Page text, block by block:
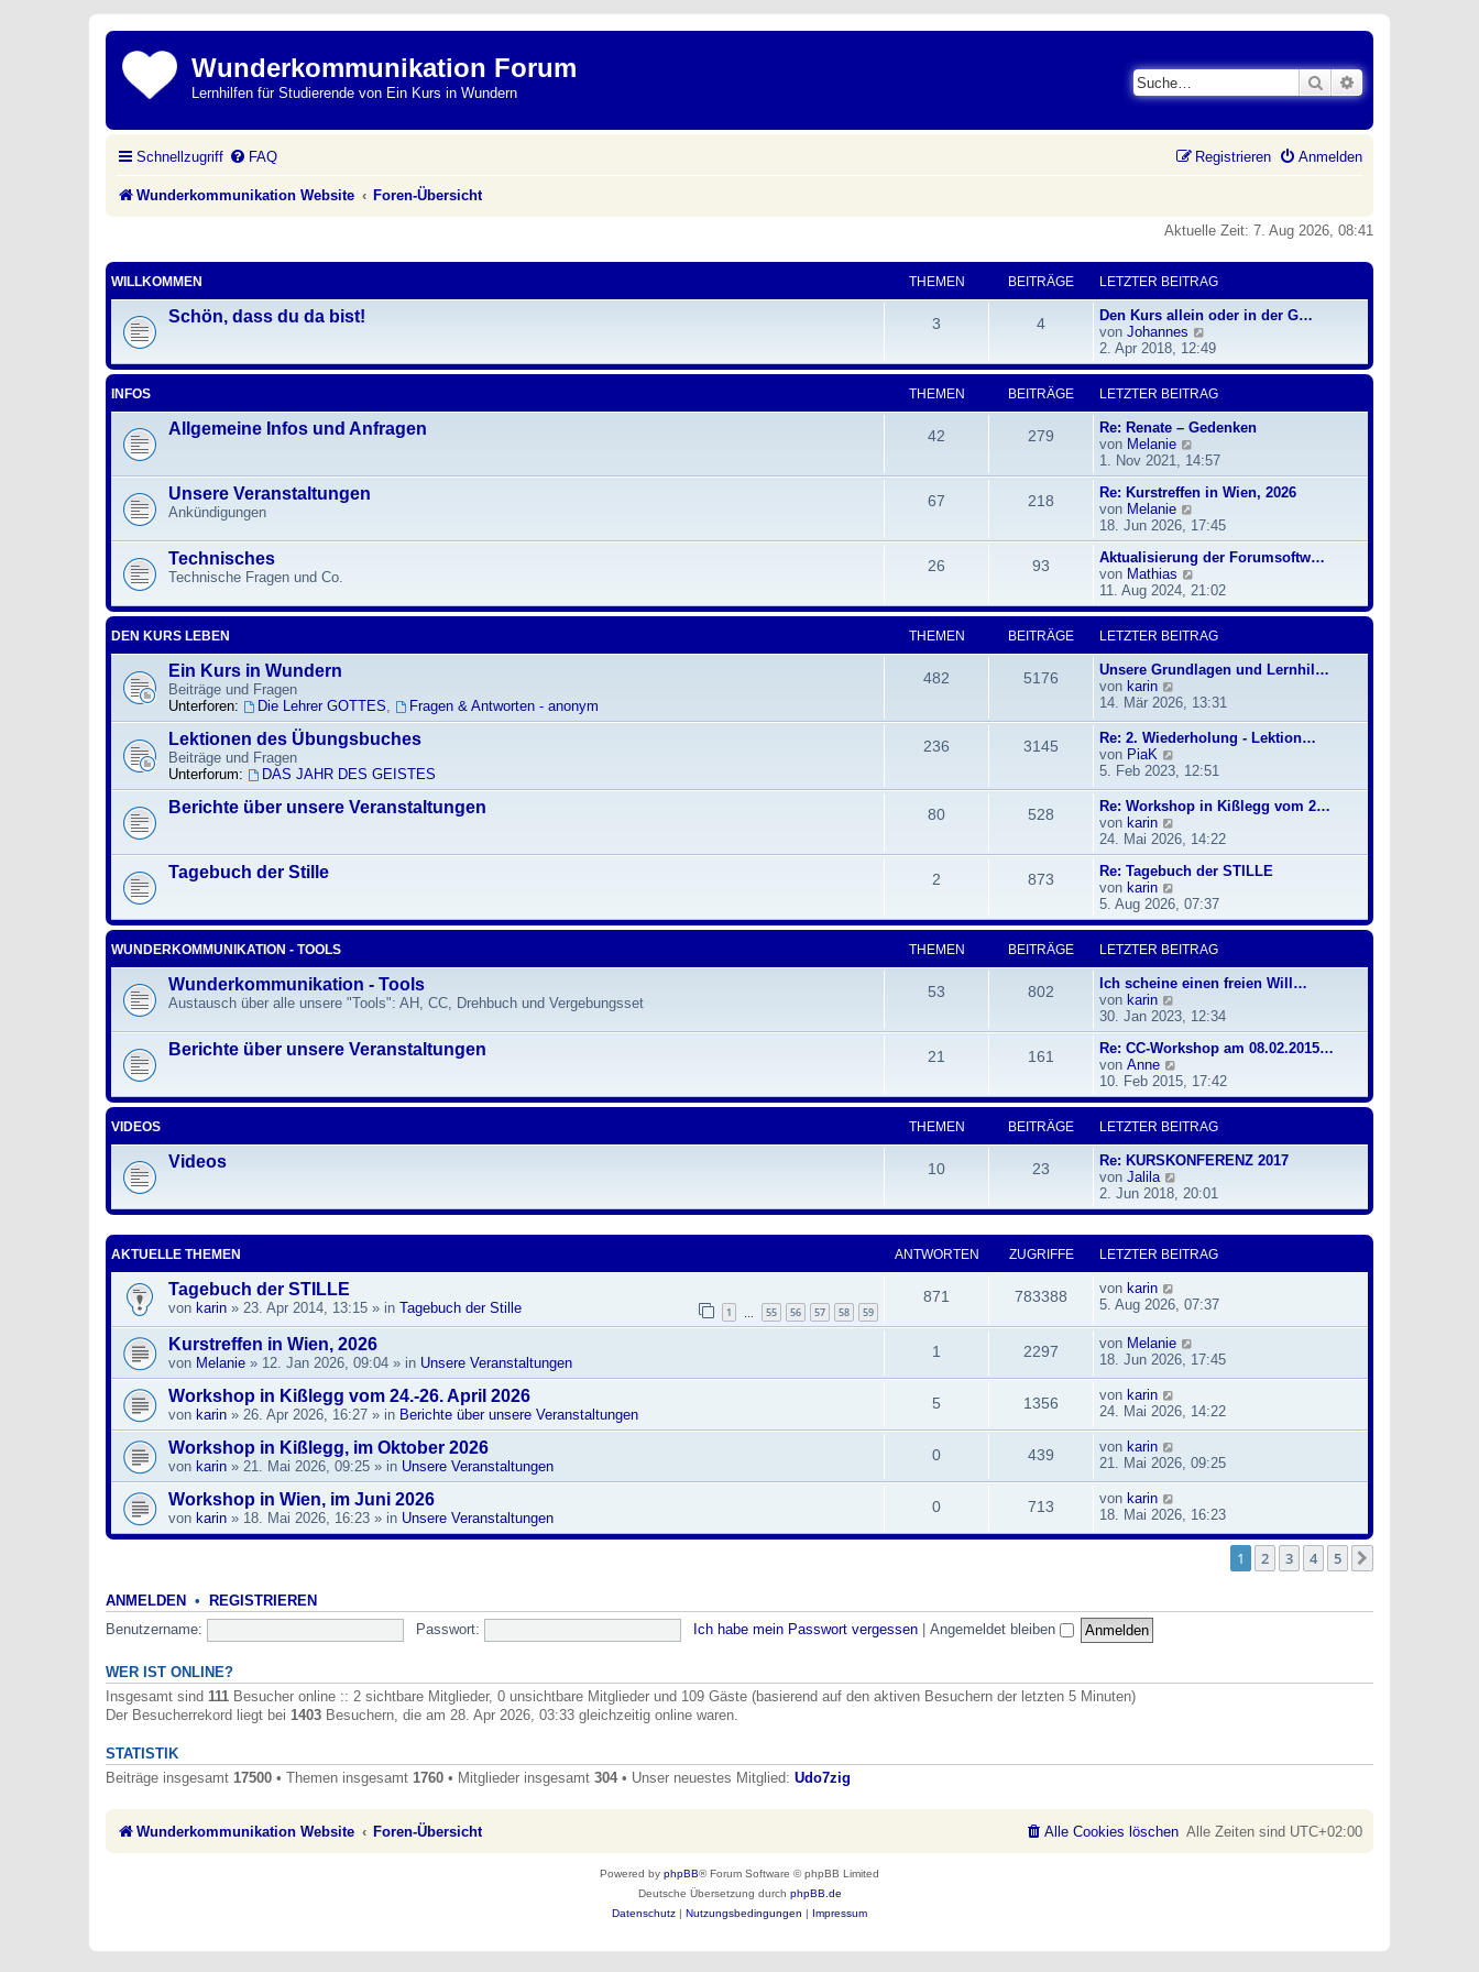
Wunderkommunikation Forum
Lernhilfen für Studierende von Ein Kurs in Wundern
Suche
Schnellzugriff FAQ Anmelden
Registrieren
Wunderkommunikation Website Foren-Übersicht
Aktuelle Zeit: 7. Aug 2026, 08:41
WILLKOMMEN THEMEN BEITRÄGE LETZTER BEITRAG
Schön, dass du da bist! 3 4
Den Kurs allein oder in der G…
von Johannes
e
u
e
s
t
e
B
e
i
r
a
g
2. Apr 2018, 12:49
INFOS THEMEN BEITRÄGE LETZTER BEITRAG
Allgemeine Infos und Anfragen 42 279
Re: Renate – Gedenken
von Melanie
e
u
e
t
e
r
e
i
r
a
g
1. Nov 2021, 14:57
Unsere Veranstaltungen
Ankündigungen
67 218
Re: Kurstreffen in Wien, 2026
von Melanie
e
u
e
t
e
B
e
i
r
a
g
18. Jun 2026, 17:45
Technisches
Technische Fragen und Co.
26 93
Aktualisierung der Forumsoftw…
von Mathias
e
u
e
s
t
e
B
e
i
r
a
g
11. Aug 2024, 21:02
DEN KURS LEBEN THEMEN BEITRÄGE LETZTER BEITRAG
Ein Kurs in Wundern
Beiträge und Fragen
Unterforen:
Die Lehrer GOTTES Fragen & Antworten - anonym
482 5176
Unsere Grundlagen und Lernhil…
von karin
e
u
e
t
e
r
B
e
i
t
a
g
14. Mär 2026, 13:31
Lektionen des Übungsbuches
Beiträge und Fragen
Unterforum:
DAS JAHR DES GEISTES
236 3145
Re: 2. Wiederholung - Lektion…
von PiaK
e
u
e
t
e
r
e
i
t
r
a
g
5. Feb 2023, 12:51
Berichte über unsere Veranstaltungen 80 528
Re: Workshop in Kißlegg vom 2…
von karin
e
u
e
t
e
B
e
i
r
a
g
24. Mai 2026, 14:22
Tagebuch der Stille 2 873
Re: Tagebuch der STILLE
von karin
e
u
e
s
t
e
B
e
i
t
r
a
5. Aug 2026, 07:37
WUNDERKOMMUNIKATION - TOOLS THEMEN BEITRÄGE LETZTER BEITRAG
Wunderkommunikation - Tools
Austausch über alle unsere "Tools": AH, CC, Drehbuch und Vergebungsset
53 802
Ich scheine einen freien Will…
von karin
e
u
e
s
t
e
B
e
i
t
r
a
30. Jan 2023, 12:34
Berichte über unsere Veranstaltungen 21 161
Re: CC-Workshop am 08.02.2015…
von Anne
e
u
e
s
t
e
B
e
r
a
10. Feb 2015, 17:42
VIDEOS THEMEN BEITRÄGE LETZTER BEITRAG
Videos 10 23
Re: KURSKONFERENZ 2017
von Jalila
e
u
t
e
B
e
t
g
2. Jun 2018, 20:01
AKTUELLE THEMEN ANTWORTEN ZUGRIFFE LETZTER BEITRAG
Tagebuch der STILLE
1 55 56 57 58 59
von karin » 23. Apr 2014, 13:15 » in Tagebuch der Stille
871 783388 von karin
5. Aug 2026, 07:37
Kurstreffen in Wien, 2026
von Melanie » 12. Jan 2026, 09:04 » in Unsere Veranstaltungen
1 2297 von Melanie
18. Jun 2026, 17:45
Workshop in Kißlegg vom 24.-26. April 2026
von karin » 26. Apr 2026, 16:27 » in Berichte über unsere Veranstaltungen
5 1356 von karin
24. Mai 2026, 14:22
Workshop in Kißlegg, im Oktober 2026
von karin » 21. Mai 2026, 09:25 » in Unsere Veranstaltungen
0 439 von karin
21. Mai 2026, 09:25
Workshop in Wien, im Juni 2026
von karin » 18. Mai 2026, 16:23 » in Unsere Veranstaltungen
0 713 von karin
18. Mai 2026, 16:23
1 2 3 4 5
ANMELDEN • REGISTRIEREN
Benutzername: Passwort: Ich habe mein Passwort vergessen Angemeldet bleiben
WER IST ONLINE?
Insgesamt sind 111 Besucher online :: 2 sichtbare Mitglieder, 0 unsichtbare Mitglieder und 109 Gäste (basierend auf den aktiven Besuchern der letzten 5 Minuten)
Der Besucherrekord liegt bei 1403 Besuchern, die am 28. Apr 2026, 03:33 gleichzeitig online waren.
STATISTIK
Beiträge insgesamt 17500 • Themen insgesamt 1760 • Mitglieder insgesamt 304• Unser neuestes Mitglied: Udo7zig
Wunderkommunikation Website Foren-Übersicht Alle Zeiten sind UTC+02:00
Alle Cookies löschen
Powered by phpBB® Forum Software © phpBB Limited
Deutsche Übersetzung durch phpBB.de
Datenschutz | Nutzungsbedingungen | Impressum